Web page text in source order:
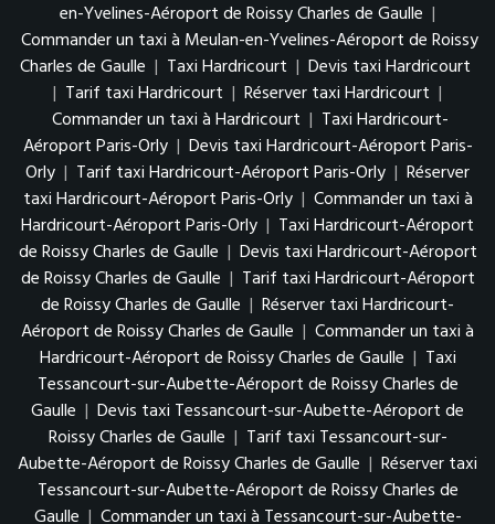
en-Yvelines-Aéroport de Roissy Charles de Gaulle |
Commander un taxi à Meulan-en-Yvelines-Aéroport de Roissy
Charles de Gaulle | Taxi Hardricourt | Devis taxi Hardricourt
| Tarif taxi Hardricourt | Réserver taxi Hardricourt |
Commander un taxi à Hardricourt | Taxi Hardricourt-
Aéroport Paris-Orly | Devis taxi Hardricourt-Aéroport Paris-
Orly | Tarif taxi Hardricourt-Aéroport Paris-Orly | Réserver
taxi Hardricourt-Aéroport Paris-Orly | Commander un taxi à
Hardricourt-Aéroport Paris-Orly | Taxi Hardricourt-Aéroport
de Roissy Charles de Gaulle | Devis taxi Hardricourt-Aéroport
de Roissy Charles de Gaulle | Tarif taxi Hardricourt-Aéroport
de Roissy Charles de Gaulle | Réserver taxi Hardricourt-
Aéroport de Roissy Charles de Gaulle | Commander un taxi à
Hardricourt-Aéroport de Roissy Charles de Gaulle | Taxi
Tessancourt-sur-Aubette-Aéroport de Roissy Charles de
Gaulle | Devis taxi Tessancourt-sur-Aubette-Aéroport de
Roissy Charles de Gaulle | Tarif taxi Tessancourt-sur-
Aubette-Aéroport de Roissy Charles de Gaulle | Réserver taxi
Tessancourt-sur-Aubette-Aéroport de Roissy Charles de
Gaulle | Commander un taxi à Tessancourt-sur-Aubette-